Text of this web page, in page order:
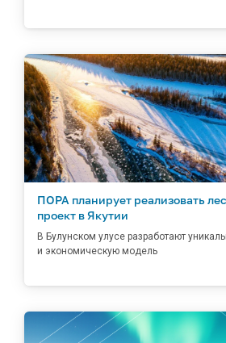
ПОРА планирует реализовать
проект в Якутии
В Булунском улусе разработают
и экономическую модель